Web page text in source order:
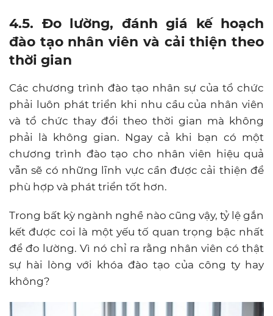
4.5. Đo lường, đánh giá kế hoạch
đào tạo nhân viên và cải thiện theo
thời gian
Các chương trình đào tạo nhân sự của tổ chức
phải luôn phát triển khi nhu cầu của nhân viên
và tổ chức thay đổi theo thời gian mà không
phải là không gian. Ngay cả khi bạn có một
chương trình đào tạo cho nhân viên hiệu quả
vẫn sẽ có những lĩnh vực cần được cải thiện để
phù hợp và phát triển tốt hơn.
Trong bất kỳ ngành nghề nào cũng vậy, tỷ lệ gắn
kết được coi là một yếu tố quan trọng bậc nhất
để đo lường. Vì nó chỉ ra rằng nhân viên có thật
sự hài lòng với khóa đào tạo của công ty hay
không?